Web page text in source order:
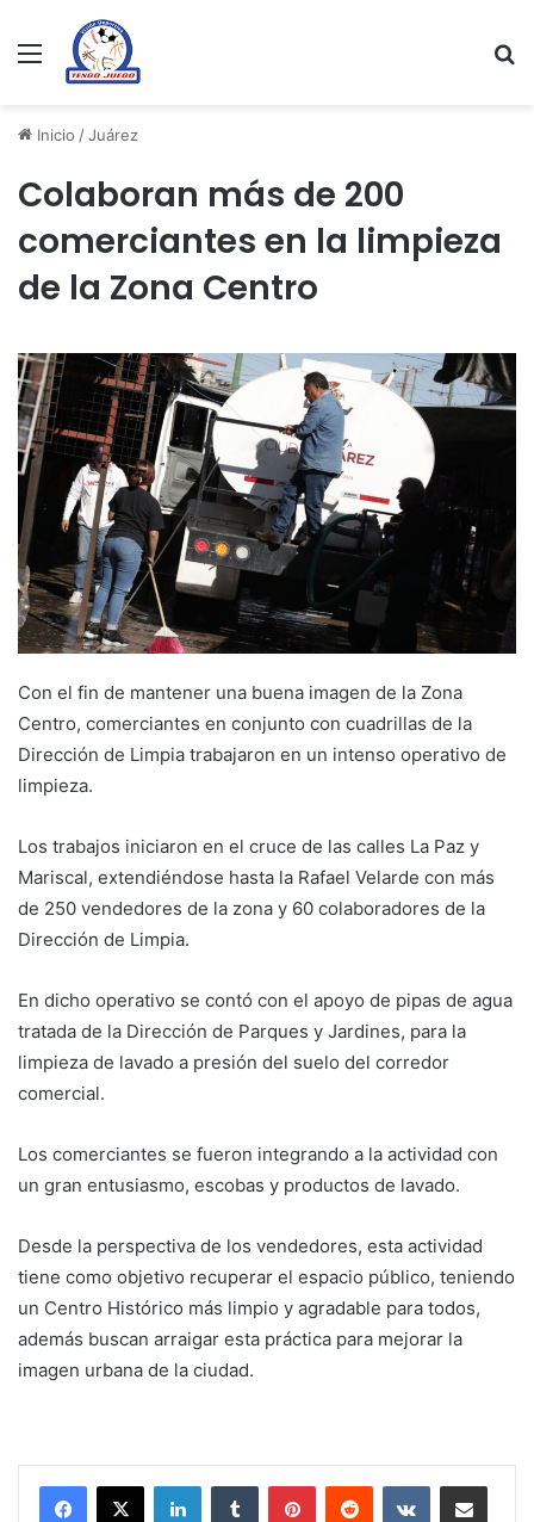
Menu
Inicio /Juárez
Colaboran más de 200
comerciantes en la limpieza
de la Zona Centro
Con el fin de mantener una buena imagen de la Zona
Centro, comerciantes en conjunto con cuadrillas de la
Dirección de Limpia trabajaron en un intenso operativo de
limpieza.
Los trabajos iniciaron en el cruce de las calles La Paz y
Mariscal, extendiéndose hasta la Rafael Velarde con más
de 250 vendedores de la zona y 60 colaboradores de la
Dirección de Limpia.
En dicho operativo se contó con el apoyo de pipas de agua
tratada de la Dirección de Parques y Jardines, para la
limpieza de lavado a presión del suelo del corredor
comercial.
Los comerciantes se fueron integrando a la actividad con
un gran entusiasmo, escobas y productos de lavado.
Desde la perspectiva de los vendedores, esta actividad
tiene como objetivo recuperar el espacio público, teniendo
un Centro Histórico más limpio y agradable para todos,
además buscan arraigar esta práctica para mejorar la
imagen urbana de la ciudad.
LinkedInTumblr PinterestReddit VKontakteShare via Email